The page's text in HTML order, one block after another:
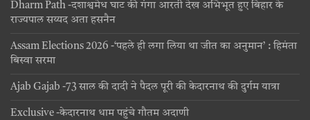
Dharm Path -दशाश्वमेध घाट की गंगा आरती देख अभिभूत हुए बिहार के
राज्यपाल सय्यद अता हसनैन
Assam Elections 2026 -‘पहले ही लगा लिया था जीत का अनुमान’ : हिमंता
बिस्वा सरमा
Ajab Gajab -73 साल की दादी ने पैदल पूरी की केदारनाथ की दुर्गम यात्रा
Exclusive -केदारनाथ धाम पहुंचे गौतम अदाणी